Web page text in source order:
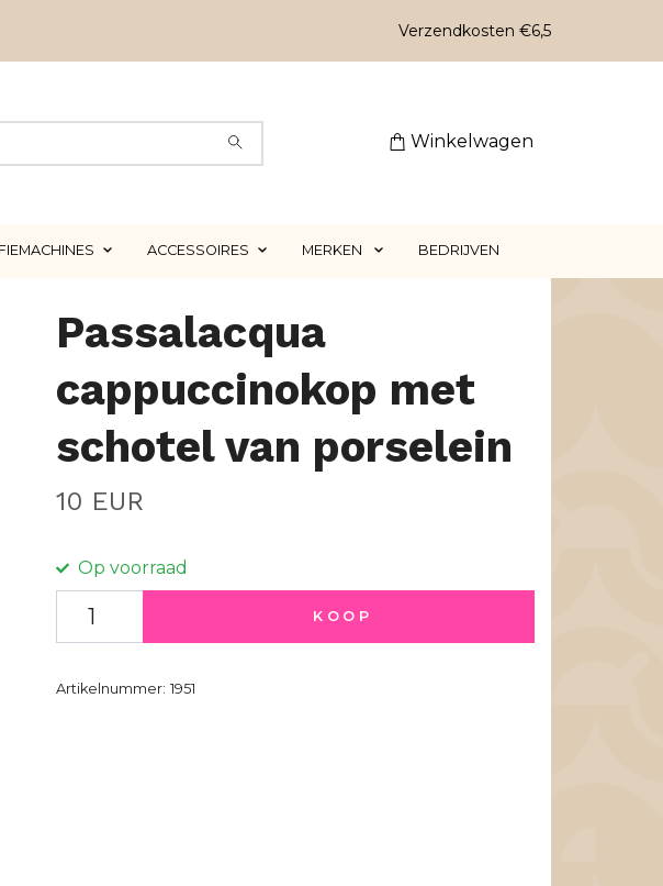
Verzendkosten €6,5
Winkelwagen
ACCESSOIRES MERKEN BEDRIJVEN
Passalacqua
cappuccinokop met
schotel van porselein
10 EUR
Op voorraad
KOOP
Artikelnummer: 1951